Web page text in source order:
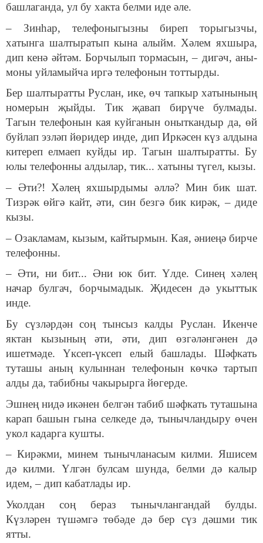
башлаганда, ул бу хакта белми иде әле.
– Зинһар, телефоныгызны биреп торыгызчы,
хатынга шалтыратып кына алыйм. Хәлем яхшыра,
дип кенә әйтәм. Борчылып тормасын, – дигәч, аны-
моны уйламыйча иргә телефонын тоттырды.
Бер шалтыратты Руслан, ике, өч тапкыр хатынының
номерын җыйды. Тик җавап бирүче булмады.
Тагын телефонын кая куйганын оныткандыр да, өй
буйлап эзләп йөридер инде, дип Иркәсен күз алдына
китереп елмаеп куйды ир. Тагын шалтыратты. Бу
юлы телефонны алдылар, тик... хатыны түгел, кызы.
– Әти?! Хәлең яхшырдымы әллә? Мин бик шат.
Тизрәк өйгә кайт, әти, син безгә бик кирәк, – диде
кызы.
– Озакламам, кызым, кайтырмын. Кая, әниеңә бирче
телефонны.
– Әти, ни бит... Әни юк бит. Үлде. Синең хәлең
начар булгач, борчымадык. Җидесен дә укыттык
инде.
Бу сүзләрдән соң тынсыз калды Руслан. Икенче
яктан кызының әти, әти, дип өзгәләнгәнен дә
ишетмәде. Үксеп-үксеп елый башлады. Шәфкать
туташы аның кулыннан телефонын көчкә тартып
алды да, табибны чакырырга йөгерде.
Эшнең нидә икәнен белгән табиб шәфкать туташына
карап башын гына селкеде дә, тынычландыру өчен
укол кадарга кушты.
– Кирәкми, минем тынычланасым килми. Яшисем
дә килми. Үлгән булсам шунда, белми дә калыр
идем, – дип кабатлады ир.
Уколдан соң бераз тынычлангандай булды.
Күзләрен түшәмгә төбәде дә бер сүз дәшми тик
ятты.